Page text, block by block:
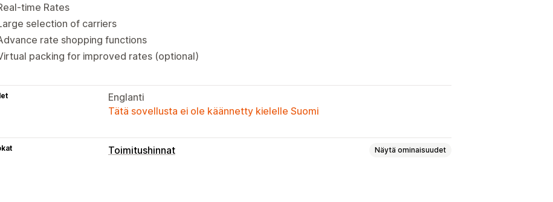
time Rates
selection of carriers
rate shopping functions
packing for improved rates (optional)
Englanti
Tätä sovellusta ei ole käännetty kielelle Suomi
Toimitushinnat Näytä ominaisuudet